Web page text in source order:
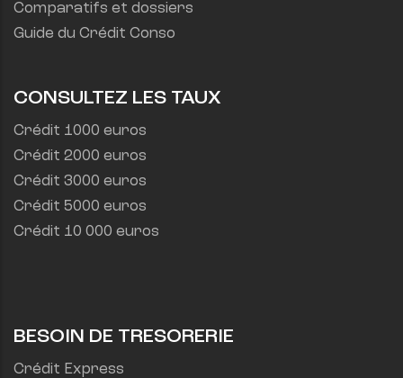
Comparatifs et dossiers
Guide du Crédit Conso
CONSULTEZ LES TAUX
Crédit 1000 euros
Crédit 2000 euros
Crédit 3000 euros
Crédit 5000 euros
Crédit 10 000 euros
BESOIN DE TRESORERIE
Crédit Express